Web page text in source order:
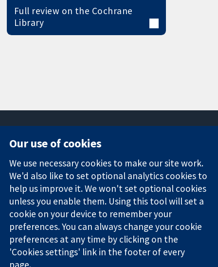
Full review on the Cochrane
Library
Trusted
evidence.
Informed
decisions.
Better health.
Square
London
W1G 0AN
영국
News
Press office
About us
작업
Cochrane
Library
The Cochrane Collaboration is a charity (no. 1045921) and a
Our use of cookies
We use necessary cookies to make our site work.
We'd also like to set optional analytics cookies to
help us improve it. We won't set optional cookies
unless you enable them. Using this tool will set a
cookie on your device to remember your
preferences. You can always change your cookie
preferences at any time by clicking on the
'Cookies settings' link in the footer of every
page.